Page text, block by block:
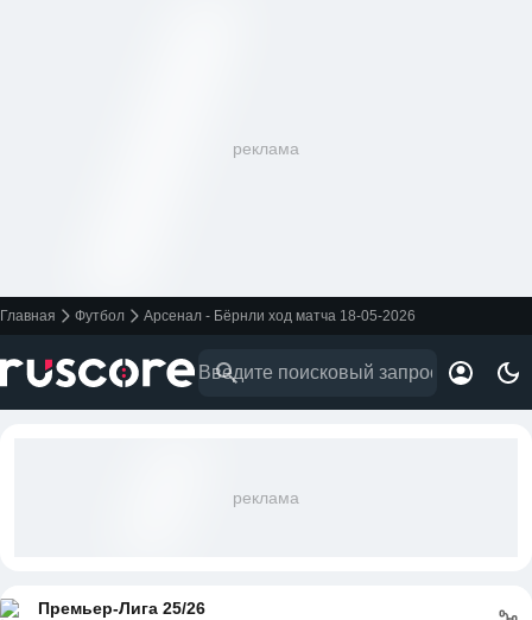
реклама
Главная Футбол Арсенал - Бёрнли ход матча 18-05-2026
реклама
Премьер-Лига 25/26